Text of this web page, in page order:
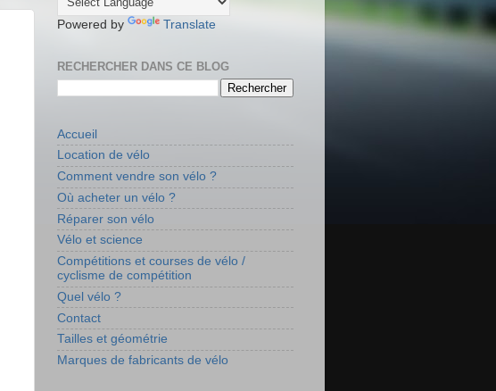
Powered by Translate
RECHERCHER DANS CE BLOG
Accueil
Location de vélo
Comment vendre son vélo ?
Où acheter un vélo ?
Réparer son vélo
Vélo et science
Compétitions et courses de vélo /
cyclisme de compétition
Quel vélo ?
Contact
Tailles et géométrie
Marques de fabricants de vélo